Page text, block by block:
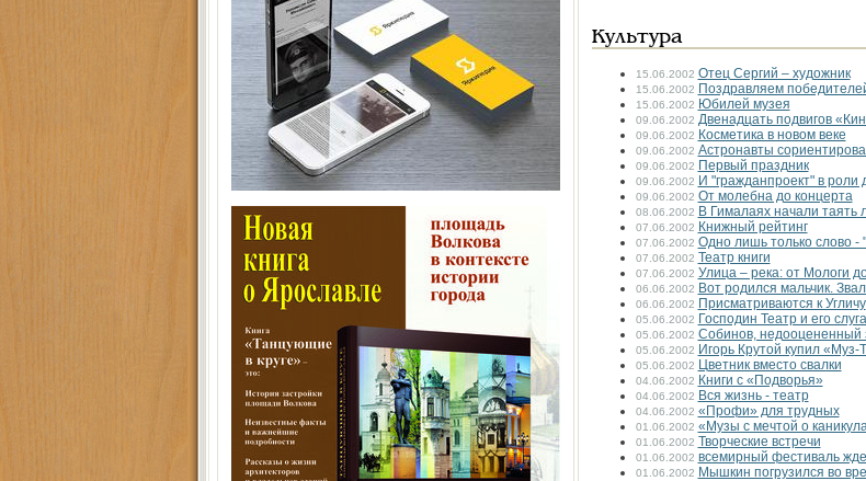
Культура
15.06.2002 Отец Сергий – художник
15.06.2002 Поздравляем
15.06.2002 Юбилей музея
09.06.2002 Двенадцать подвигов
09.06.2002 Косметика в новом веке
09.06.2002 Астронавты
09.06.2002 Первый праздник
09.06.2002 И "гражданпроект" в роли
09.06.2002 От молебна до концерта
08.06.2002 В Гималаях начали таять
07.06.2002 Книжный рейтинг
07.06.2002 Одно лишь только слово -
07.06.2002 Театр книги
07.06.2002 Улица – река: от Мологи
06.06.2002 Вот родился мальчик.
06.06.2002 Присматриваются к Угличу
05.06.2002 Господин Театр и его
05.06.2002 Собинов, недооцененный
05.06.2002 Игорь Крутой купил «Муз-
05.06.2002 Цветник вместо свалки
04.06.2002 Книги с «Подворья»
04.06.2002 Вся жизнь - театр
04.06.2002 «Профи» для трудных
01.06.2002 «Музы с мечтой о
01.06.2002 Творческие встречи
01.06.2002 всемирный фестиваль
01.06.2002 Мышкин погрузился во